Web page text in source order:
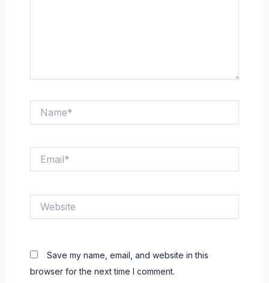
Save my name, email, and website in this
browser for the next time I comment.